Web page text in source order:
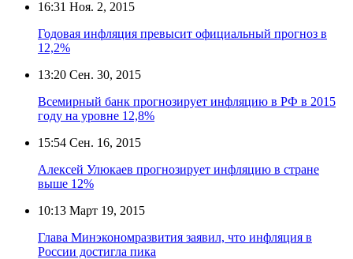
16:31 Ноя. 2, 2015
Годовая инфляция превысит официальный прогноз в
12,2%
13:20 Сен. 30, 2015
Всемирный банк прогнозирует инфляцию в РФ в 2015
году на уровне 12,8%
15:54 Сен. 16, 2015
Алексей Улюкаев прогнозирует инфляцию в стране
выше 12%
10:13 Март 19, 2015
Глава Минэкономразвития заявил, что инфляция в
России достигла пика